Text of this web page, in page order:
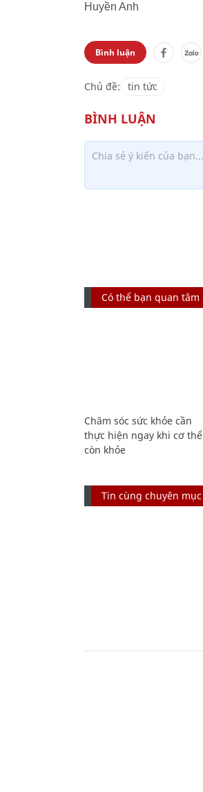
Huyền Anh
Bình luận
Chủ đề: tin tức
Có thể bạn quan tâm
Chăm sóc sức khỏe cần
thực hiện ngay khi cơ thể
còn khỏe
Tin cùng chuyên mục